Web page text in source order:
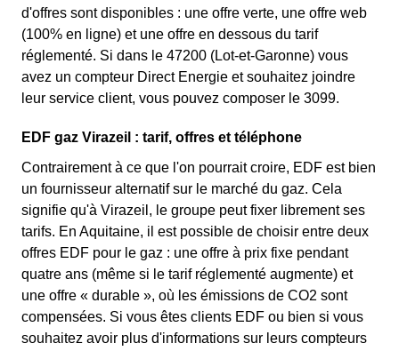
d'offres sont disponibles : une offre verte, une offre web
(100% en ligne) et une offre en dessous du tarif
réglementé. Si dans le 47200 (Lot-et-Garonne) vous
avez un compteur Direct Energie et souhaitez joindre
leur service client, vous pouvez composer le 3099.
EDF gaz Virazeil : tarif, offres et téléphone
Contrairement à ce que l'on pourrait croire, EDF est bien
un fournisseur alternatif sur le marché du gaz. Cela
signifie qu'à Virazeil, le groupe peut fixer librement ses
tarifs. En Aquitaine, il est possible de choisir entre deux
offres EDF pour le gaz : une offre à prix fixe pendant
quatre ans (même si le tarif réglementé augmente) et
une offre « durable », où les émissions de CO2 sont
compensées. Si vous êtes clients EDF ou bien si vous
souhaitez avoir plus d'informations sur leurs compteurs